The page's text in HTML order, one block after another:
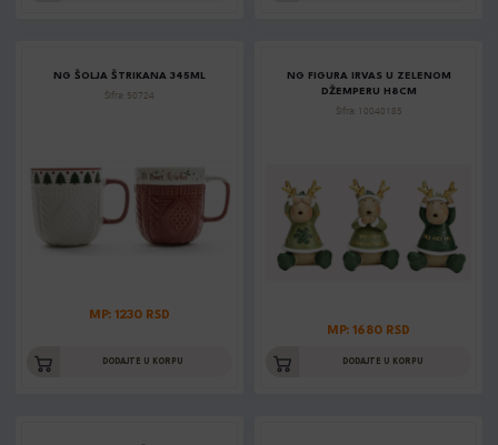
NG ŠOLJA ŠTRIKANA 345ML
Šifra: 50724
MP: 1230 RSD
DODAJTE U KORPU
NG FIGURA IRVAS U ZELENOM
DŽEMPERU H8CM
Šifra: 10040185
MP: 1680 RSD
DODAJTE U KORPU